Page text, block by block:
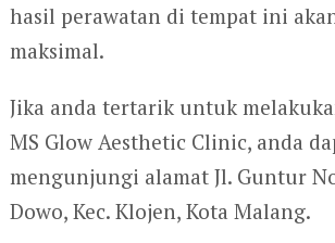
hasil perawatan di tempat ini
maksimal.
Jika anda tertarik untuk
MS Glow Aesthetic Clinic, anda
mengunjungi alamat Jl. Guntur
Dowo, Kec. Klojen, Kota Malang.